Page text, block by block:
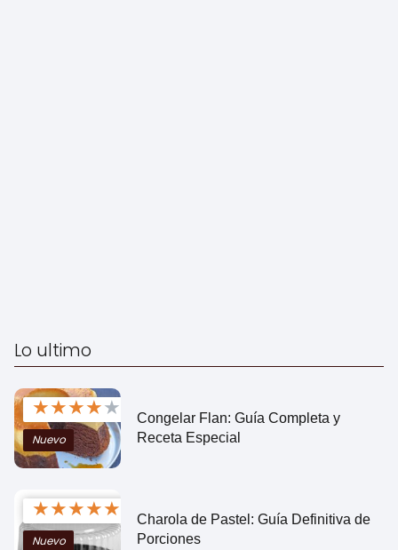
Lo ultimo
★★★★★
Nuevo
Congelar Flan: Guía Completa y
Receta Especial
★★★★★
Nuevo
Charola de Pastel: Guía Definitiva de
Porciones